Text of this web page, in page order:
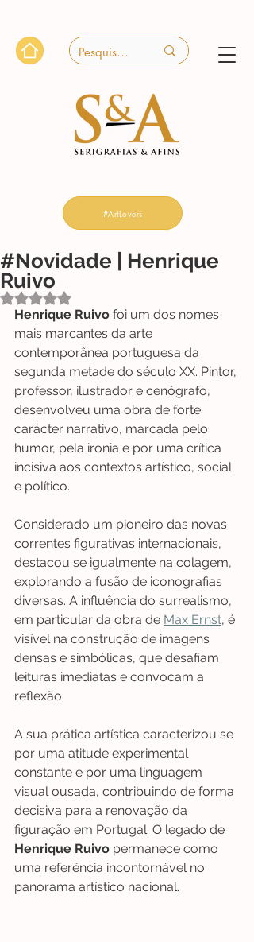
#ArtLovers
#Novidade | Henrique
Ruivo
Avaliado com NaN de 5 estrelas.
Henrique Ruivo foi um dos nomes
mais marcantes da arte
contemporânea portuguesa da
segunda metade do século XX. Pintor,
professor, ilustrador e cenógrafo,
desenvolveu uma obra de forte
carácter narrativo, marcada pelo
humor, pela ironia e por uma crítica
incisiva aos contextos artístico, social
e político.
Considerado um pioneiro das novas
correntes figurativas internacionais,
destacou se igualmente na colagem,
explorando a fusão de iconografias
diversas. A influência do surrealismo,
em particular da obra de Max Ernst, é
visível na construção de imagens
densas e simbólicas, que desafiam
leituras imediatas e convocam a
reflexão.
A sua prática artística caracterizou se
por uma atitude experimental
constante e por uma linguagem
visual ousada, contribuindo de forma
decisiva para a renovação da
figuração em Portugal. O legado de
Henrique Ruivo permanece como
uma referência incontornável no
panorama artístico nacional.